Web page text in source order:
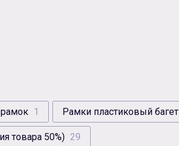
1 Рамки пластиковый багет
товара 50%) 29